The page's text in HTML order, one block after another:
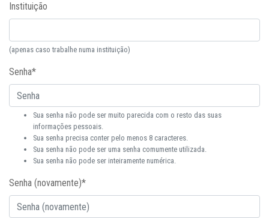
Instituição
(apenas caso trabalhe numa instituição)
Senha*
Sua senha não pode ser muito parecida com o resto das suas
informações pessoais.
Sua senha precisa conter pelo menos 8 caracteres.
Sua senha não pode ser uma senha comumente utilizada.
Sua senha não pode ser inteiramente numérica.
Senha (novamente)*